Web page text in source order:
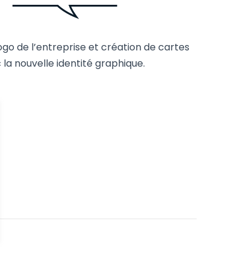
de l’entreprise et création de cartes
la nouvelle identité graphique.